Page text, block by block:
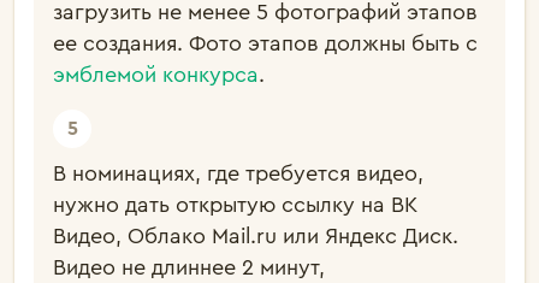
загрузить не менее 5 фотографий этапов
ее создания. Фото этапов должны быть с
эмблемой конкурса.
В номинациях, где требуется видео,
нужно дать открытую ссылку на ВК
Видео, Облако Mail.ru или Яндекс Диск.
Видео не длиннее 2 минут,